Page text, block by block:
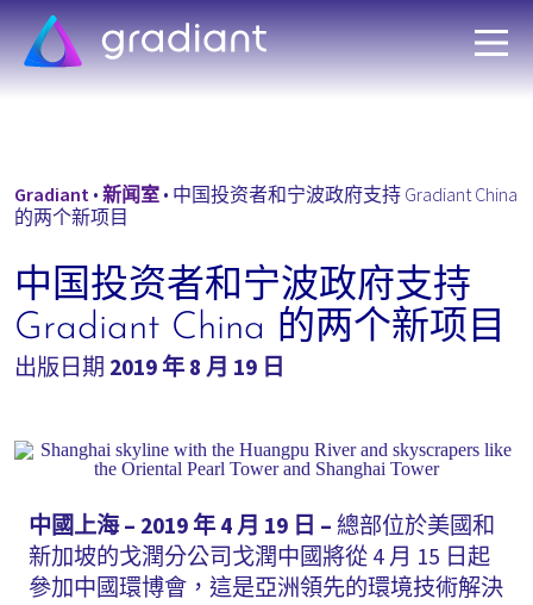
Gradiant • 新闻室 • 中国投资者和宁波政府支持 Gradiant China
的两个新项目
中国投资者和宁波政府支持
Gradiant China 的两个新项目
出版日期 2019 年 8 月 19 日
中國上海 – 2019 年 4 月 19 日 – 總部位於美國和
新加坡的戈潤分公司戈潤中國將從 4 月 15 日起
參加中國環博會，這是亞洲領先的環境技術解決